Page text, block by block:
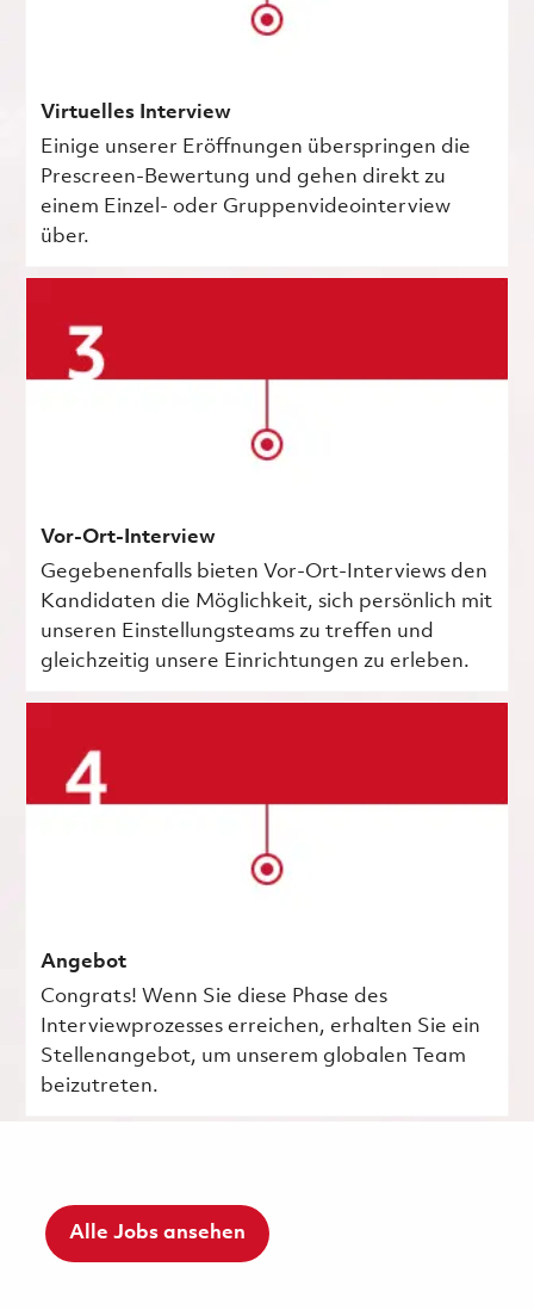
Virtuelles Interview
Einige unserer Eröffnungen überspringen die
Prescreen-Bewertung und gehen direkt zu
einem Einzel- oder Gruppenvideointerview
über.
Vor-Ort-Interview
Gegebenenfalls bieten Vor-Ort-Interviews den
Kandidaten die Möglichkeit, sich persönlich mit
unseren Einstellungsteams zu treffen und
gleichzeitig unsere Einrichtungen zu erleben.
Angebot
Congrats! Wenn Sie diese Phase des
Interviewprozesses erreichen, erhalten Sie ein
Stellenangebot, um unserem globalen Team
beizutreten.
Alle Jobs ansehen